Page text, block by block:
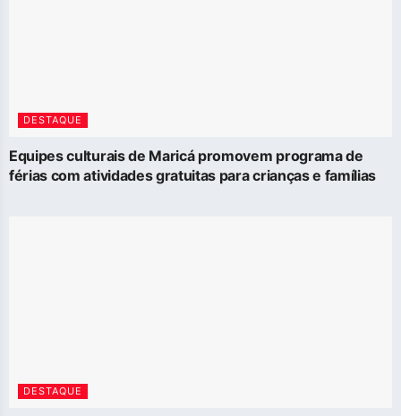
DESTAQUE
Equipes culturais de Maricá promovem programa de
férias com atividades gratuitas para crianças e famílias
DESTAQUE